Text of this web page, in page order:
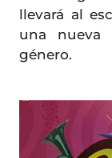
llevará al
una nueva
género.